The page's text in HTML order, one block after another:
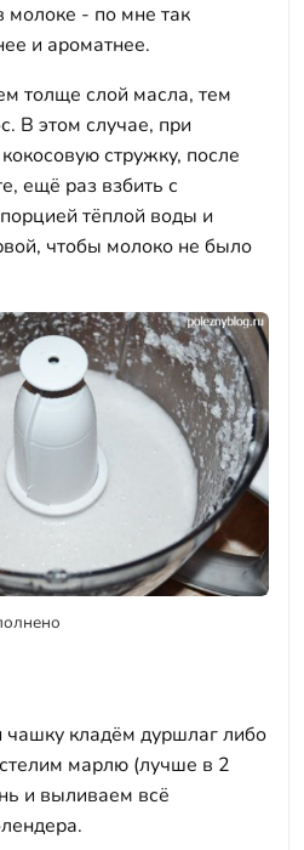
молоке - по мне так
и ароматнее.
толще слой масла, тем
В этом случае, при
стружку, после
ещё раз взбить с
тёплой воды и
чтобы молоко не было
кладём дуршлаг либо
марлю (лучше в 2
и выливаем всё